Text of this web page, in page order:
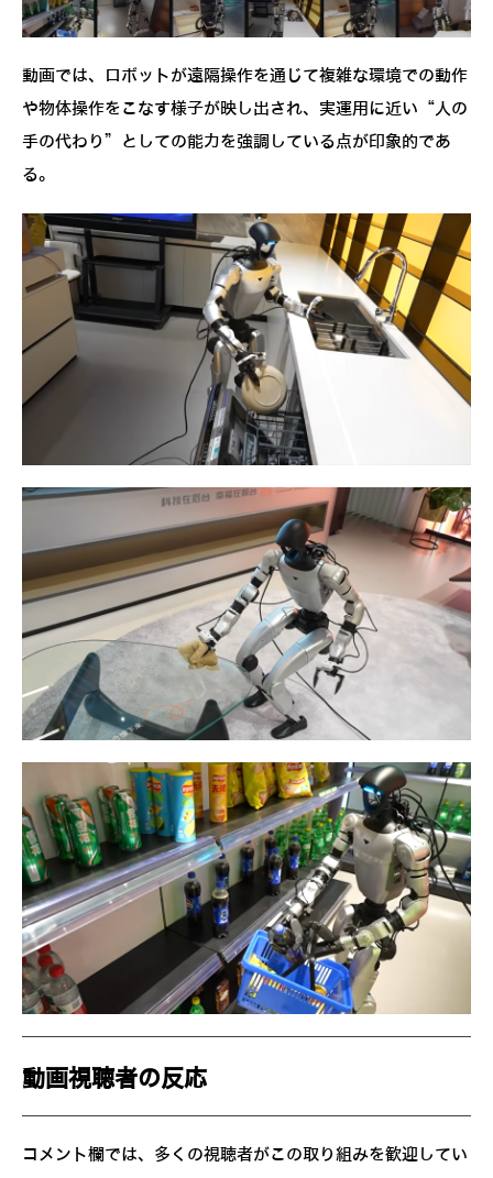
動画では、ロボットが遠隔操作を通じて複雑な環境での動作
や物体操作をこなす様子が映し出され、実運用に近い“人の
手の代わり”としての能力を強調している点が印象的であ
る。
動画視聴者の反応
コメント欄では、多くの視聴者がこの取り組みを歓迎してい